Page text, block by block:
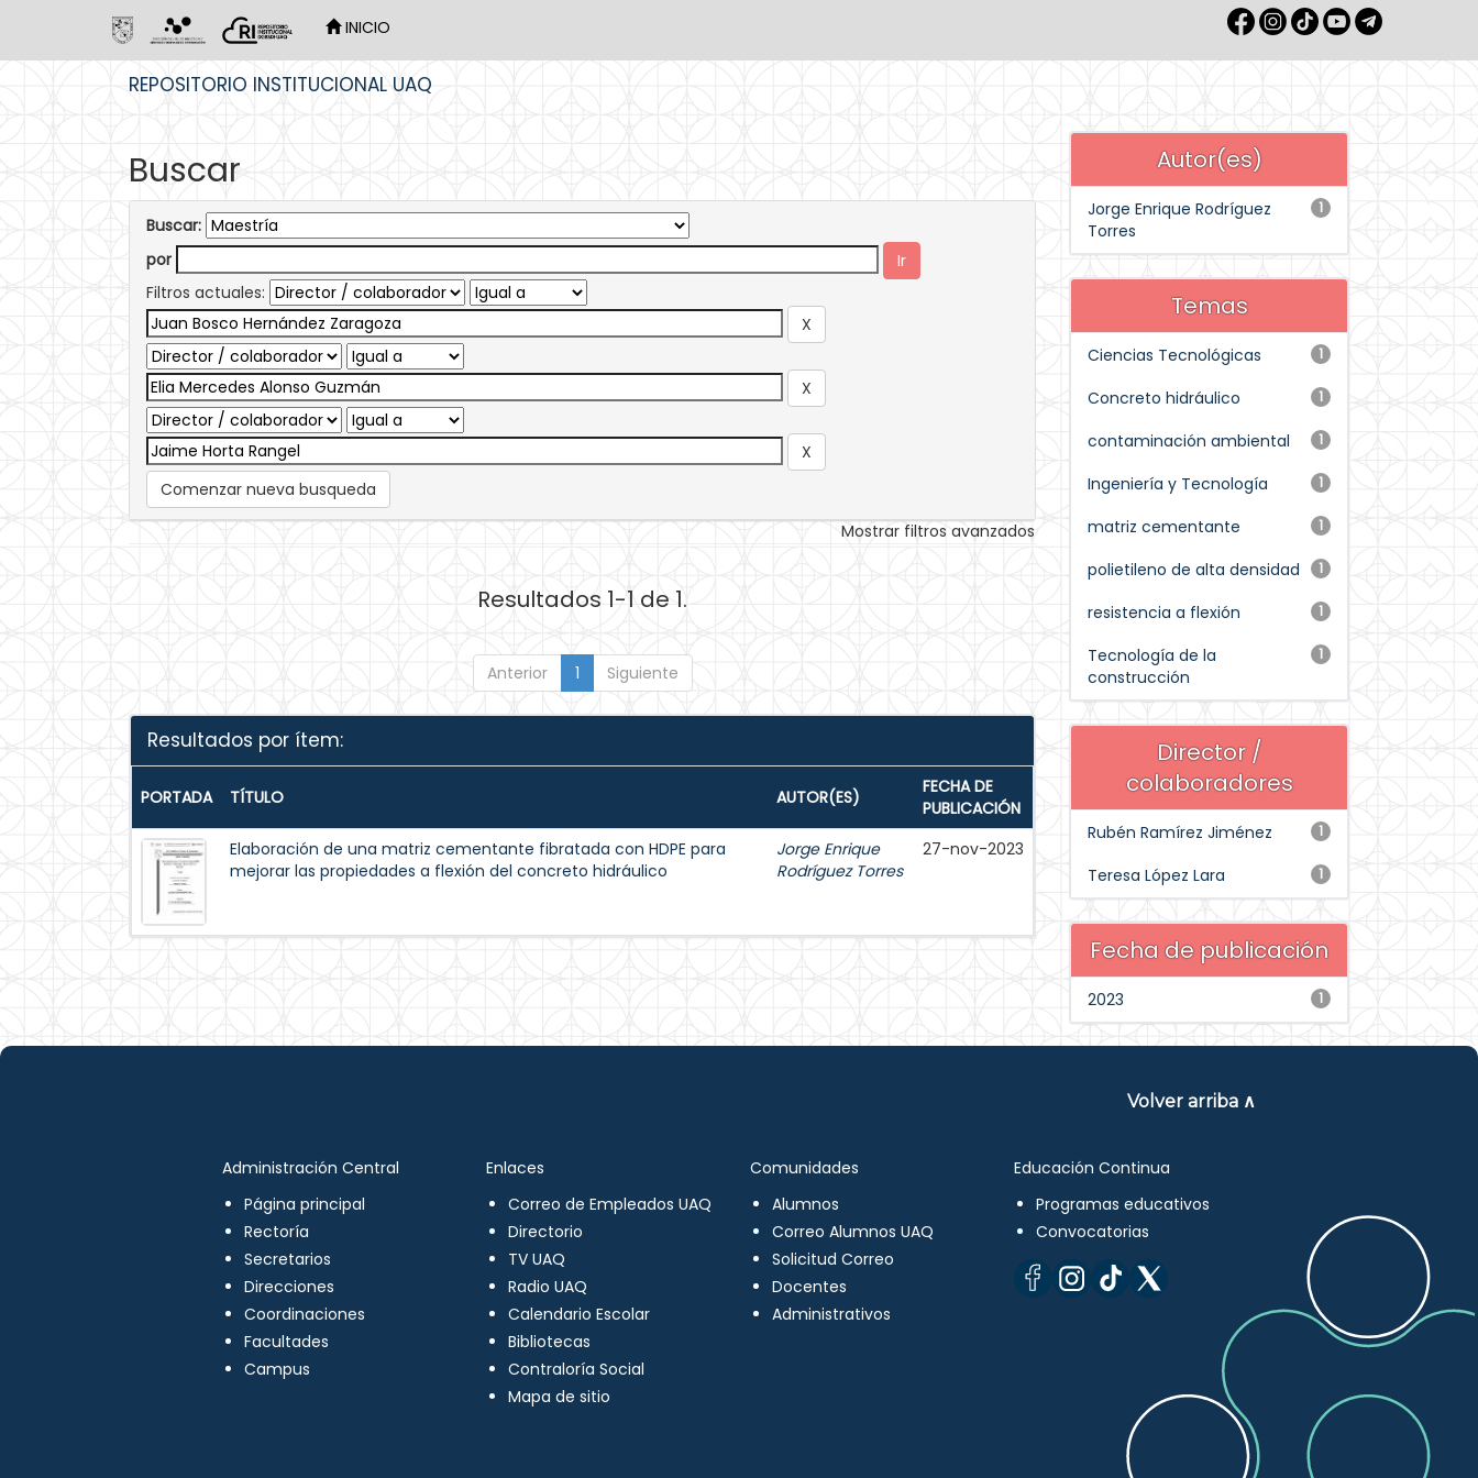
INICIO
REPOSITORIO INSTITUCIONAL UAQ
Buscar
Buscar:
por
Filtros actuales:
Comenzar nueva busqueda
Mostrar filtros avanzados
Resultados 1-1 de 1.
Anterior 1 Siguiente
Resultados por ítem:
PORTADA TÍTULO AUTOR(ES)
FECHA DE
PUBLICACIÓN
Elaboración de una matriz cementante fibratada con HDPE para
mejorar las propiedades a flexión del concreto hidráulico
Jorge Enrique
Rodríguez Torres
27-nov-2023
Autor(es)
1
Jorge Enrique Rodríguez
Torres
Temas
1
Ciencias Tecnológicas
1
Concreto hidráulico
1
contaminación ambiental
1
Ingeniería y Tecnología
1
matriz cementante
1
polietileno de alta densidad
1
resistencia a flexión
1
Tecnología de la
construcción
Director /
colaboradores
1
Rubén Ramírez Jiménez
1
Teresa López Lara
Fecha de publicación
1
2023
Volver arriba ∧
Administración Central
Página principal
Rectoría
Secretarios
Direcciones
Coordinaciones
Facultades
Campus
Enlaces
Correo de Empleados UAQ
Directorio
TV UAQ
Radio UAQ
Calendario Escolar
Bibliotecas
Contraloría Social
Mapa de sitio
Comunidades
Alumnos
Correo Alumnos UAQ
Solicitud Correo
Docentes
Administrativos
Educación Continua
Programas educativos
Convocatorias